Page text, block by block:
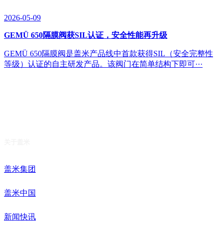
2026-05-09
GEMÜ 650隔膜阀获SIL认证，安全性能再升级
GEMÜ 650隔膜阀是盖米产品线中首款获得SIL（安全完整性
等级）认证的自主研发产品。该阀门在简单结构下即可···
盖米集团
盖米中国
新闻快讯